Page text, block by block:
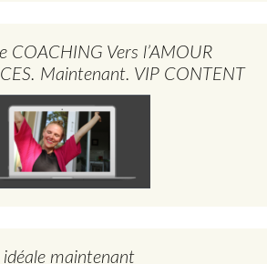
COACHING Vers l’AMOUR
Maintenant. VIP CONTENT
idéale maintenant